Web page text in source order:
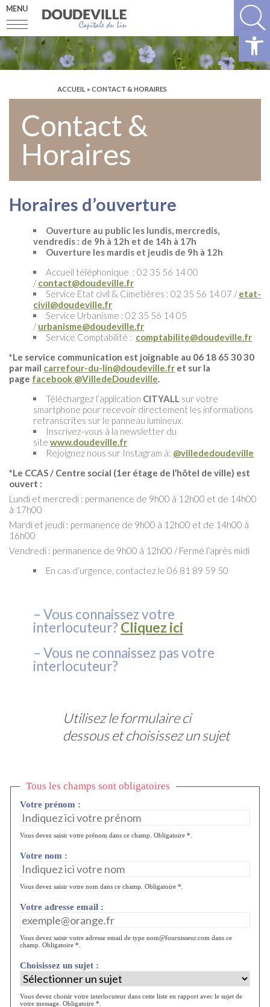
MENU
ACCUEIL » CONTACT & HORAIRES
Contact &
Horaires
Horaires d’ouverture
Ouverture au public les lundis, mercredis,
vendredis : de 9h à 12h et de 14h à 17h
Ouverture les mardis et jeudis de 9h à 12h
Accueil téléphonique : 02 35 56 14 00
/ contact@doudeville.fr
Service Etat civil & Cimetières : 02 35 56 14 07 / etat-
civil@doudeville.fr
Service Urbanisme : 02 35 56 14 05
/ urbanisme@doudeville.fr
Service Comptabilité : comptabilite@doudeville.fr
*Le service communication est joignable au 06 18 65 30 30
par mail carrefour-du-lin@doudeville.fr et sur la
page facebook @VilledeDoudeville.
Téléchargez l’application CITYALL sur votre
smartphone pour recevoir directement les informations
retranscrites sur le panneau lumineux.
Inscrivez-vous à la newsletter du
site www.doudeville.fr
Rejoignez nous sur Instagram à: @villededoudeville
*Le CCAS / Centre social (1er étage de l’hôtel de ville) est
ouvert :
Lundi et mercredi : permanence de 9h00 à 12h00 et de 14h00
à 17h00
Mardi et jeudi : permanence de 9h00 à 12h00 et de 14h00 à
16h00
Vendredi : permanence de 9h00 à 12h00 / Fermé l’après midi
En cas d’urgence, contactez le 06 81 89 59 50
– Vous connaissez votre
interlocuteur? Cliquez ici
– Vous ne connaissez pas votre
interlocuteur?
Utilisez le formulaire ci
dessous et choisissez un sujet
Tous les champs sont obligatoires
Votre prénom :
Vous devez saisir votre prénom dans ce champ. Obligatoire *.
Votre nom :
Vous devez saisir votre nom dans ce champ. Obligatoire *.
Votre adresse email :
Vous devez saisir votre adresse email de type nom@fournisseur.com dans ce
champ. Obligatoire *.
Choisissez un sujet :
Vous devez choisir votre interlocuteur dans cette liste en rapport avec le sujet de
votre message. Obligatoire *.